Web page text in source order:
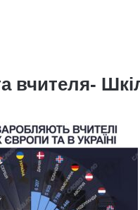
вчителя-